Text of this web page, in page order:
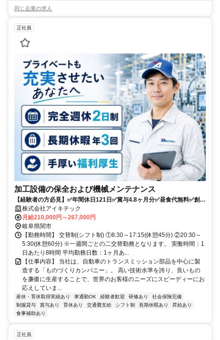
同じ企業の求人
正社員
加工設備の保全および機械メンテナンス
【経験者の方必見】✅年間休日121日✅賞与4.8ヶ月分✅昼食代無料✅創立
70周年✅水曜日は全社ノー残業デー
株式会社アイキテック
月給210,000円～267,000円
岐阜県関市
【勤務時間】 交替制(シフト制) ①8:30～17:15(休憩45分) ②20:30～
5:30(休憩60分) ※一週間ごとの二交替勤務となります。 実働時間：1
日あたり8時間 平均勤務日数：1ヶ月あ...
【仕事内容】 当社は、自動車のトランスミッション部品を中心に製
造する「ものづくりカンパニー」。 高い技術水準を誇り、良いもの
を廉価に生産することで、世界のお客様のニーズにスピーディーにお
応えしていま...
産休・育休取得実績あり 車通勤OK 経験者歓迎 研修あり
社会保険完備
制服貸与
賞与あり 育休あり 交通費支給 シフト制 長期休暇あり
昇給あり
食事補助あり
正社員